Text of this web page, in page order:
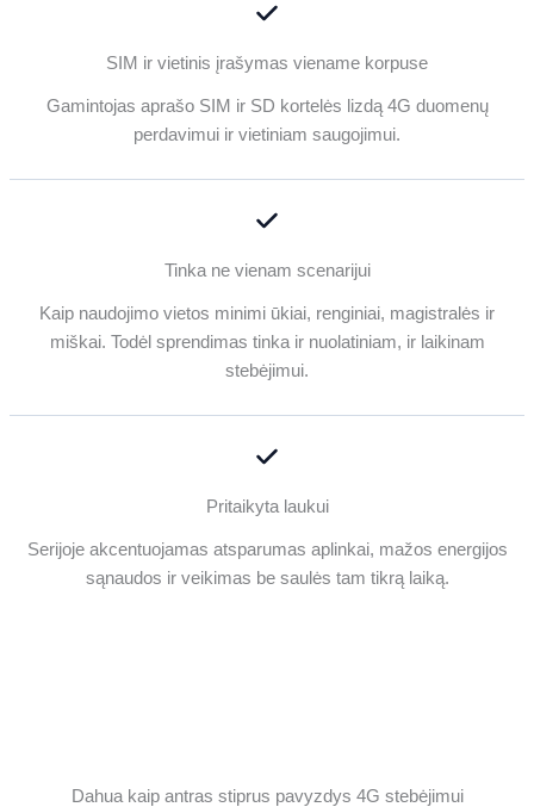
SIM ir vietinis įrašymas viename korpuse
Gamintojas aprašo SIM ir SD kortelės lizdą 4G duomenų
perdavimui ir vietiniam saugojimui.
Tinka ne vienam scenarijui
Kaip naudojimo vietos minimi ūkiai, renginiai, magistralės ir
miškai. Todėl sprendimas tinka ir nuolatiniam, ir laikinam
stebėjimui.
Pritaikyta laukui
Serijoje akcentuojamas atsparumas aplinkai, mažos energijos
sąnaudos ir veikimas be saulės tam tikrą laiką.
Dahua kaip antras stiprus pavyzdys 4G stebėjimui